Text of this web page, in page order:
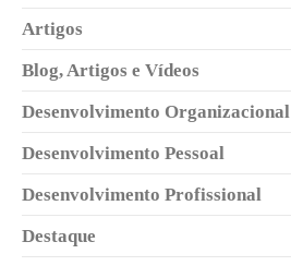
Artigos
Blog, Artigos e Vídeos
Desenvolvimento Organizacional
Desenvolvimento Pessoal
Desenvolvimento Profissional
Destaque